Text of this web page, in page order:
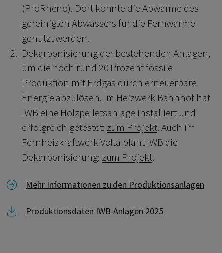
(ProRheno). Dort könnte die Abwärme des
gereinigten Abwassers für die Fernwärme
genutzt werden.
Dekarbonisierung der bestehenden Anlagen,
um die noch rund 20 Prozent fossile
Produktion mit Erdgas durch erneuerbare
Energie abzulösen. Im Heizwerk Bahnhof hat
IWB eine Holzpelletsanlage installiert und
erfolgreich getestet: zum Projekt. Auch im
Fernheizkraftwerk Volta plant IWB die
Dekarbonisierung: zum Projekt.
Link zu Mehr Informationen zu den
Mehr Informationen zu den Produktionsanlagen
Link zu Produktionsdaten IWB-Anlagen 2025
Produktionsdaten IWB-Anlagen 2025